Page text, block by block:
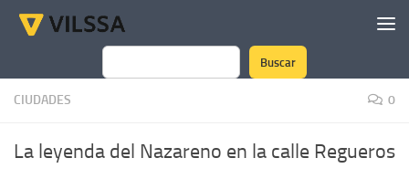
Saltar al contenido
Buscar
Buscar
CIUDADES 0
La leyenda del Nazareno en la calle Regueros